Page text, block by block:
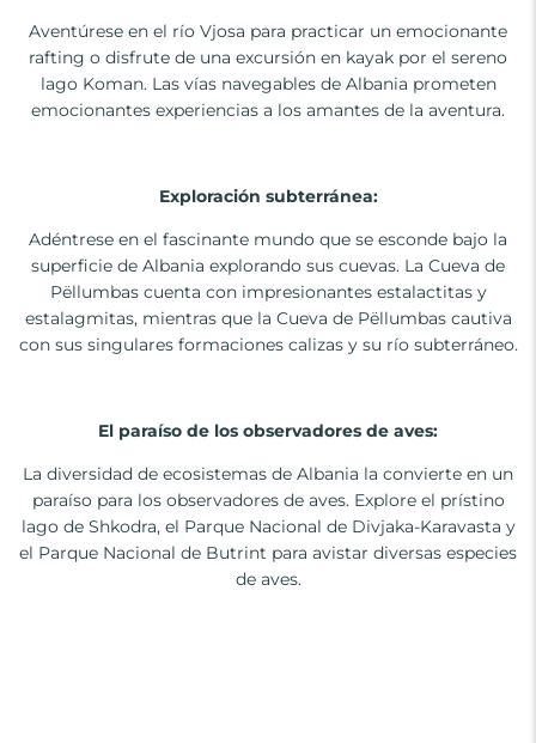
Aventúrese en el río Vjosa para practicar un emocionante
rafting o disfrute de una excursión en kayak por el sereno
lago Koman. Las vías navegables de Albania prometen
emocionantes experiencias a los amantes de la aventura.
Exploración subterránea:
Adéntrese en el fascinante mundo que se esconde bajo la
superficie de Albania explorando sus cuevas. La Cueva de
Pëllumbas cuenta con impresionantes estalactitas y
estalagmitas, mientras que la Cueva de Pëllumbas cautiva
con sus singulares formaciones calizas y su río subterráneo.
El paraíso de los observadores de aves:
La diversidad de ecosistemas de Albania la convierte en un
paraíso para los observadores de aves. Explore el prístino
lago de Shkodra, el Parque Nacional de Divjaka-Karavasta y
el Parque Nacional de Butrint para avistar diversas especies
de aves.